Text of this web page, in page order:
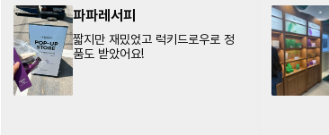
파파레서피
짧지만 재밌었고 럭키드로우로 정
품도 받았어요!